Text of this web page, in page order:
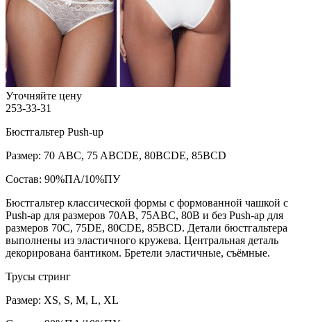
Уточняйте цену
253-33-31
Бюстгальтер Push-up
Размер: 70 ABC, 75 ABCDE, 80BCDE, 85BCD
Состав: 90%ПА/10%ПУ
Бюстгальтер классической формы с формованной чашкой с
Push-ap для размеров 70AB, 75ABC, 80B и без Push-ap для
размеров 70C, 75DE, 80CDE, 85BCD. Детали бюстгальтера
выполнены из эластичного кружева. Центральная деталь
декорирована бантиком. Бретели эластичные, съёмные.
Трусы стринг
Размер: XS, S, M, L, XL